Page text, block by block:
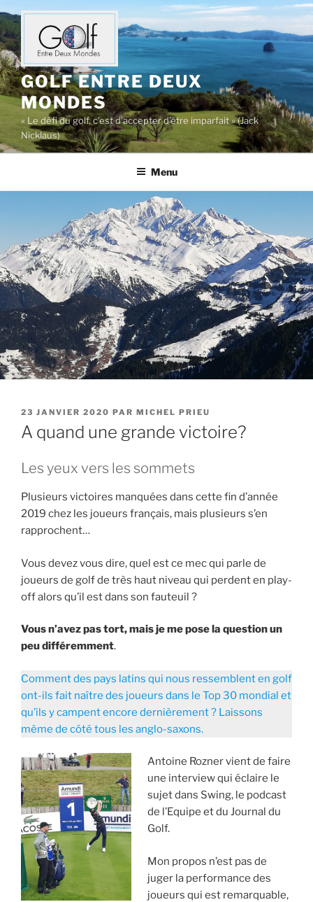
Aller
au
contenu
principal
GOLF ENTRE DEUX
MONDES
« Le défi du golf, c’est d’accepter d’être imparfait » (Jack
Nicklaus)
Menu
PUBLIÉ
LE
23 JANVIER 2020 PAR MICHEL PRIEU
A quand une grande victoire?
Les yeux vers les sommets
Plusieurs victoires manquées dans cette fin d’année
2019 chez les joueurs français, mais plusieurs s’en
rapprochent…
Vous devez vous dire, quel est ce mec qui parle de
joueurs de golf de très haut niveau qui perdent en play-
off alors qu’il est dans son fauteuil ?
Vous n’avez pas tort, mais je me pose la question un
peu différemment.
Comment des pays latins qui nous ressemblent en golf
ont-ils fait naître des joueurs dans le Top 30 mondial et
qu’ils y campent encore dernièrement ? Laissons
même de côté tous les anglo-saxons.
Antoine Rozner vient de faire
une interview qui éclaire le
sujet dans Swing, le podcast
de l’Equipe et du Journal du
Golf.
Mon propos n’est pas de
juger la performance des
joueurs qui est remarquable,